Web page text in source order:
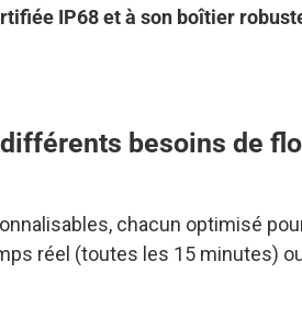
IP68 et à son boîtier
besoins de
chacun optimisé
réel (toutes les 15 minutes)